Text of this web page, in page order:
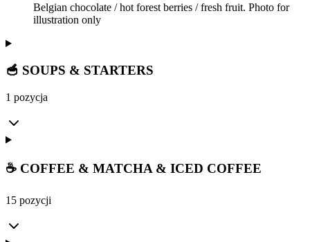
Belgian chocolate / hot forest berries / fresh fruit. Photo for
illustration only
🥣 SOUPS & STARTERS
1 pozycja
☕ COFFEE & MATCHA & ICED COFFEE
15 pozycji